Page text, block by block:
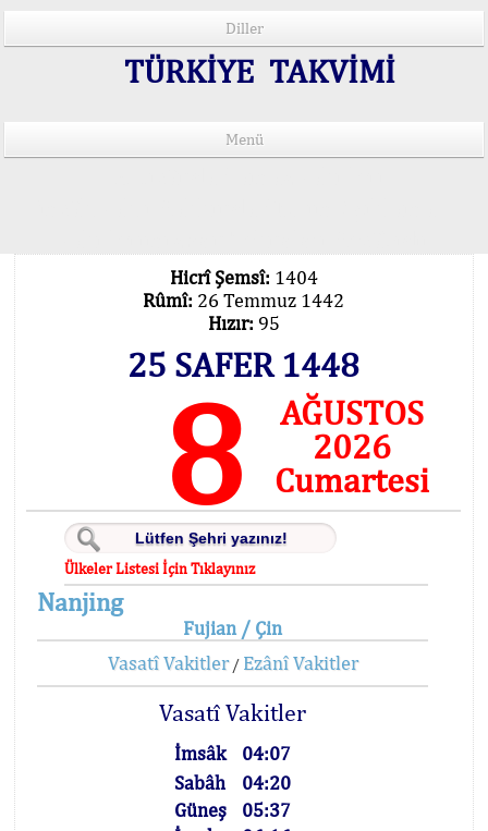
Diller
TÜRKİYE TAKVİMİ
Menü
Hicrî Şemsî: 1404
Rûmî: 26 Temmuz 1442
Hızır: 95
25 SAFER 1448
8
AĞUSTOS
2026
Cumartesi
Ülkeler Listesi İçin Tıklayınız
Nanjing
Fujian / Çin
Vasatî Vakitler/ Ezânî Vakitler
Vasatî Vakitler
İmsâk
04:07
Sabâh
04:20
Güneş
05:37